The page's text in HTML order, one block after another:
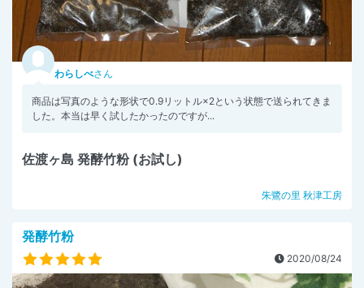
わらしべさん
商品は写真のような形状で0.9リットル×2という状態で送られてきま
した。本当は早く試したかったのですが...
佐渡ヶ島 発酵竹粉 (お試し)
朱鷺の里 秋津工房
発酵竹粉
2020/08/24